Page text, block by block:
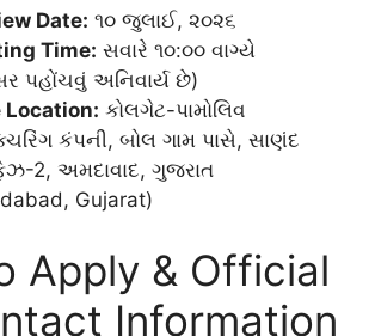
Date: ૧૦ જુલાઈ, ૨૦૨૬
Time: સવારે ૧૦:૦૦ વાગ્યે
પહોંચવું અનિવાર્ય છે)
Location: કોલગેટ-પામોલિવ
કંપની, બોલ ગામ પાસે, સાણંદ
2, અમદાવાદ, ગુજરાત
Gujarat)
Apply & Official
Information